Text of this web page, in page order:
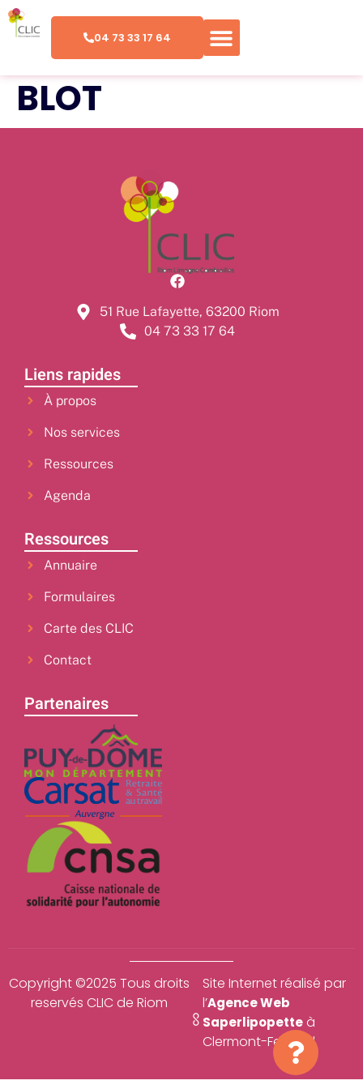
04 73 33 17 64
BLOT
51 Rue Lafayette, 63200 Riom
04 73 33 17 64
Liens rapides
À propos
Nos services
Ressources
Agenda
Ressources
Annuaire
Formulaires
Carte des CLIC
Contact
Partenaires
Copyright ©2025 Tous droits
reservés CLIC de Riom
Site Internet réalisé par
l’Agence Web
Saperlipopetteà
Clermont-Ferrand